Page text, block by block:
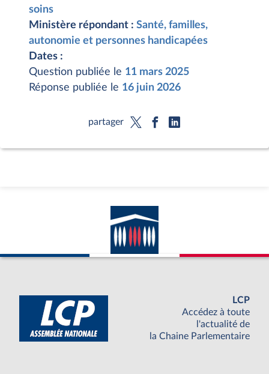
soins
Ministère répondant : Santé, familles,
autonomie et personnes handicapées
Dates :
Question publiée le 11 mars 2025
Réponse publiée le 16 juin 2026
partager
LCP
Accédez à toute
l'actualité de
la Chaine Parlementaire